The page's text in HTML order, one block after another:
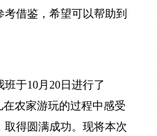
借鉴，希望可以帮助到
于10月20日进行了
农家游玩的过程中感受
取得圆满成功。现将本次